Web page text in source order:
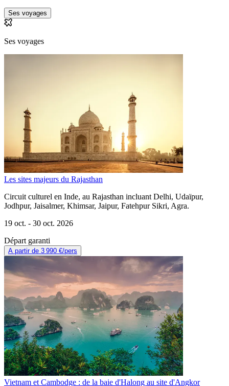
Ses voyages
Ses voyages
Les sites majeurs du Rajasthan
Circuit culturel en Inde, au Rajasthan incluant Delhi, Udaïpur,
Jodhpur, Jaisalmer, Khimsar, Jaipur, Fatehpur Sikri, Agra.
19 oct. - 30 oct. 2026
Départ garanti
A partir de 3 990 €/pers
Vietnam et Cambodge : de la baie d'Halong au site d'Angkor